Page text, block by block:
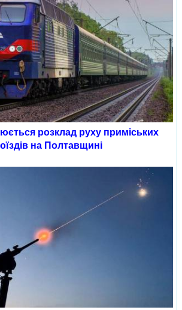
розклад руху приміських
на Полтавщині